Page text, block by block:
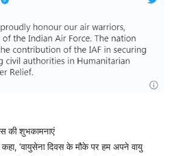
की शुभकामनाएं
कहा, ‘वायुसेना दिवस के मौके पर हम अपने वायु